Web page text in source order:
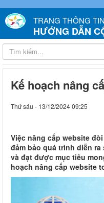
TRANG THÔNG
HƯỚNG DẪN
Kế hoạch nâng
Thứ sáu - 13/12/2024 09:25
Việc nâng cấp website
đảm bảo quá trình diễn
và đạt được mục tiêu
hoạch nâng cấp website